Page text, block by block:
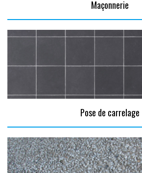
Maçonnerie
Pose de carrelage